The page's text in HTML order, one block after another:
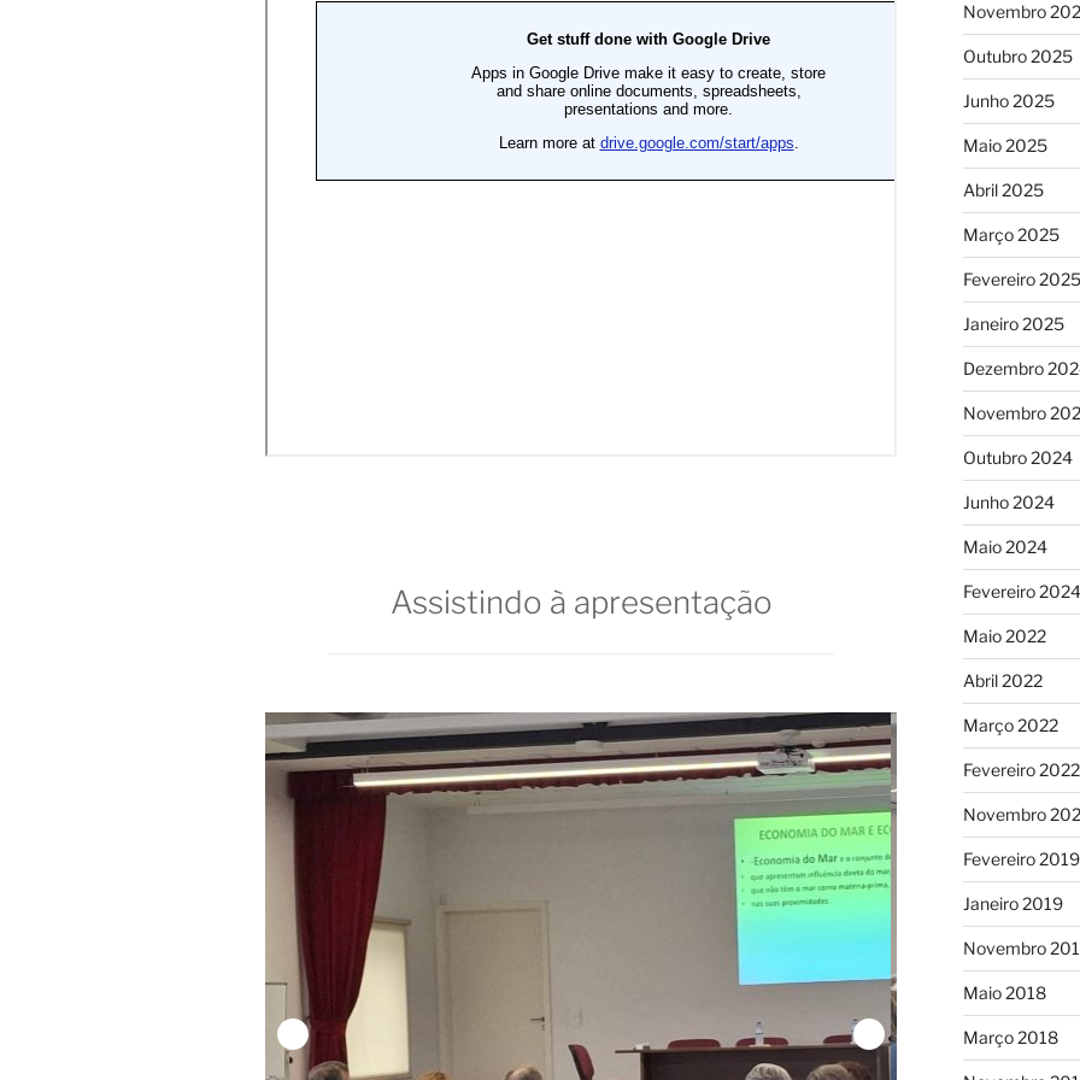
Assistindo à apresentação
Novembro
Outubro 2025
Junho 2025
Maio 2025
Abril 2025
Março 2025
Fevereiro 2025
Janeiro 2025
Dezembro
Novembro
Outubro 2024
Junho 2024
Maio 2024
Fevereiro 2024
Maio 2022
Abril 2022
Março 2022
Fevereiro 2022
Novembro
Fevereiro 2019
Janeiro 2019
Novembro
Maio 2018
Março 2018